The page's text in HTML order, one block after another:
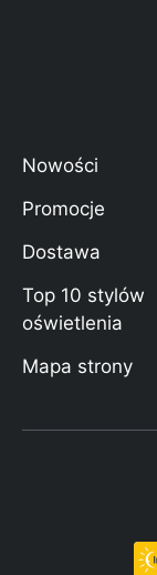
Nowości
Promocje
Dostawa
Top 10 stylów
oświetlenia
Mapa strony